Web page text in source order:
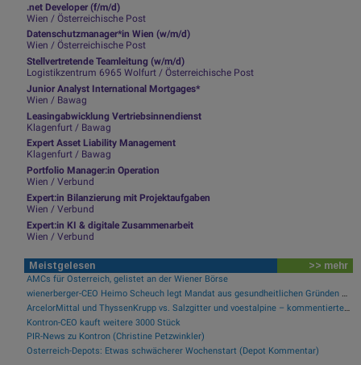
.net Developer (f/m/d)
Wien / Österreichische Post
Datenschutzmanager*in Wien (w/m/d)
Wien / Österreichische Post
Stellvertretende Teamleitung (w/m/d)
Logistikzentrum 6965 Wolfurt / Österreichische Post
Junior Analyst International Mortgages*
Wien / Bawag
Leasingabwicklung Vertriebsinnendienst
Klagenfurt / Bawag
Expert Asset Liability Management
Klagenfurt / Bawag
Portfolio Manager:in Operation
Wien / Verbund
Expert:in Bilanzierung mit Projektaufgaben
Wien / Verbund
Expert:in KI & digitale Zusammenarbeit
Wien / Verbund
Meistgelesen >> mehr
AMCs für Österreich, gelistet an der Wiener Börse
wienerberger-CEO Heimo Scheuch legt Mandat aus gesundheitlichen Gründen nieder
ArcelorMittal und ThyssenKrupp vs. Salzgitter und voestalpine – kommentierter KW 32 Peer Group Watch Stahl
Kontron-CEO kauft weitere 3000 Stück
PIR-News zu Kontron (Christine Petzwinkler)
Österreich-Depots: Etwas schwächerer Wochenstart (Depot Kommentar)